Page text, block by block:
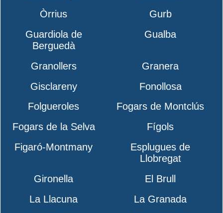
Òrrius
Gurb
Guardiola de
Berguedà
Gualba
Granollers
Granera
Gisclareny
Fonollosa
Folgueroles
Fogars de Montclús
Fogars de la Selva
Fígols
Figaró-Montmany
Esplugues de
Llobregat
Gironella
El Brull
La Llacuna
La Granada